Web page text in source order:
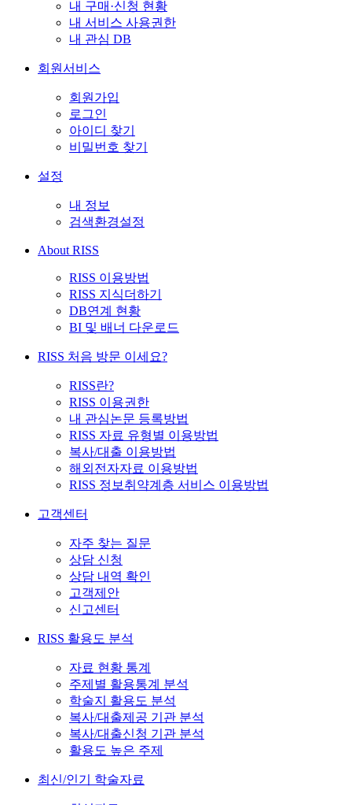
내 구매·신청 현황
내 서비스 사용권한
내 관심 DB
회원서비스
회원가입
로그인
아이디 찾기
비밀번호 찾기
설정
내 정보
검색환경설정
About RISS
RISS 이용방법
RISS 지식더하기
DB연계 현황
BI 및 배너 다운로드
RISS 처음 방문 이세요?
RISS란?
RISS 이용권한
내 관심논문 등록방법
RISS 자료 유형별 이용방법
복사/대출 이용방법
해외전자자료 이용방법
RISS 정보취약계층 서비스 이용방법
고객센터
자주 찾는 질문
상담 신청
상담 내역 확인
고객제안
신고센터
RISS 활용도 분석
자료 현황 통계
주제별 활용통계 분석
학술지 활용도 분석
복사/대출제공 기관 분석
복사/대출신청 기관 분석
활용도 높은 주제
최신/인기 학술자료